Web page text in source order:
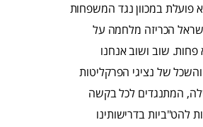
פועלת במכוון נגד המשפחות
הכריזה מלחמה על
שוב ושוב אנחנו
של נציגי הפרקליטות
המתנגדים לכל בקשה
להט"ביות בדרישותינו